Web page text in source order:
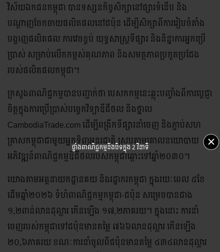
ផ្ទាំងពាណិជ្ជកម្មនឹងបិទក្នុង2 វិនាទី ×
វិស័យ​ឯកជនកម្ពុជា បានទស្សនកិច្ចសិក្សានៅផ្សារទំនើប និង​
បណ្តាញចែកចាយផលិតផលនៅជប៉ុន ដើម្បីសិក្សាពីការរៀបចំ​តាំង
បង្ហាញផលិតផល ការវេចខ្ចប់ យុទ្ធសាស្ត្រទីផ្សារ និងនិន្នាការ​អ្នកប្រើ
ប្រាស់ សម្រាប់លើកកម្ពស់គុណភាព និងសមត្ថភាពប្រកួត​ប្រជែង
របស់ផលិតផលកម្ពុជា។
ក្រសួងពាណិជ្ជកម្មបានបញ្ជាក់ថា បេសកកម្មនេះឆ្លុះបញ្ចាំងពីការ​ប្តេជ្ញា​
ចិត្តក្នុងការប្រើប្រាស់បច្ចេកវិទ្យាឌីជីថល និងថ្នាល
CambodiaTrade.com ដើម្បីពង្រីកទីផ្សារនាំចេញ និងភ្ជាប់​សហ
គ្រាស​​កម្ពុជាជាមួយអ្នកទិញអន្តរជាតិ ស្របតាមគោល​នយោបាយ
អភិវឌ្ឍន៍ពាណិជ្ជកម្មឌីជីថលរបស់កម្ពុជាឆ្ពោះទៅឆ្នាំ២០៣០។
យោងតាមអគ្គនាយកដ្ឋានគយ និងរដ្ឋាករកម្ពុជា ក្នុងរយៈពេល ៥ខែ
ដើមឆ្នាំ២០២៦ ទំហំពាណិជ្ជកម្មកម្ពុជា-ជប៉ុន សម្រេច​បានជាង
១,២ពាន់លានដុល្លារ កើនឡើង ១៧,២ភាគរយ។ ក្នុងនោះ ការនាំ​
ចេញរបស់កម្ពុជាទៅជប៉ុនមានតម្លៃ ៧៦៦លាន​ដុល្លារ កើនឡើង
២០,៦ភាគរយ ខណៈការនាំចូលពីជប៉ុនមានតម្លៃ ៤៣៤លានដុល្លារ